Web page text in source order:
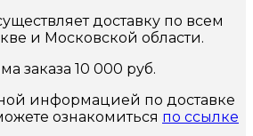
доставку по всем
и Московской области.
заказа 10 000 руб.
информацией по доставке
ознакомиться по ссылке